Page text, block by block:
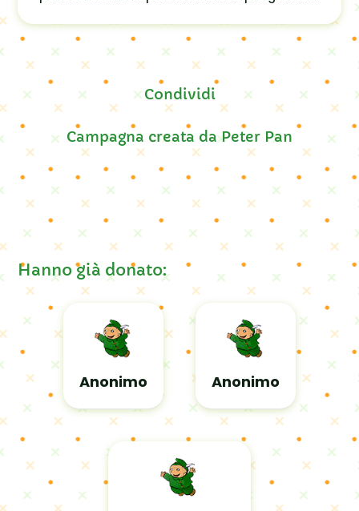
Campagna creata da Peter Pan
Hanno già donato:
Anonimo Anonimo